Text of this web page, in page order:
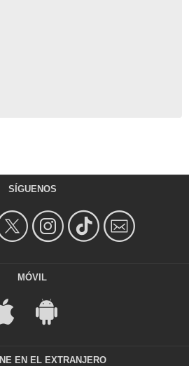
SÍGUENOS
MÓVIL
EN EL EXTRANJERO